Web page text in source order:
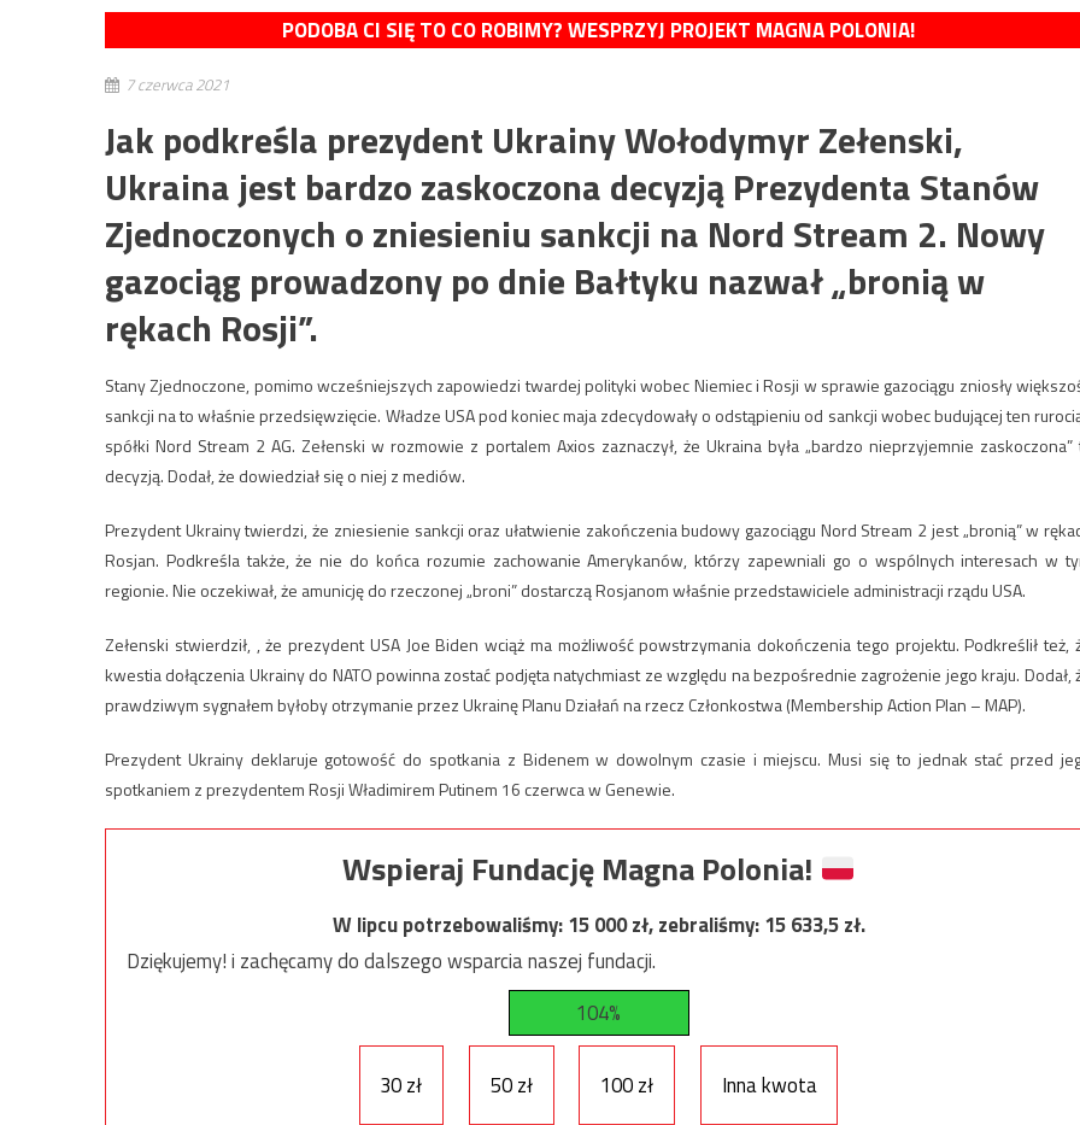
PODOBA CI SIĘ TO CO ROBIMY? WESPRZYJ PROJEKT MAGNA POLONIA!
7 czerwca 2021
Jak podkreśla prezydent Ukrainy Wołodymyr Zełenski,
Ukraina jest bardzo zaskoczona decyzją Prezydenta Stanów
Zjednoczonych o zniesieniu sankcji na Nord Stream 2. Nowy
gazociąg prowadzony po dnie Bałtyku nazwał „bronią w
rękach Rosji”.
Stany Zjednoczone, pomimo wcześniejszych zapowiedzi twardej polityki wobec Niemiec i Rosji w sprawie gazociągu zniosły
sankcji na to właśnie przedsięwzięcie. Władze USA pod koniec maja zdecydowały o odstąpieniu od sankcji wobec budującej ten
spółki Nord Stream 2 AG. Zełenski w rozmowie z portalem Axios zaznaczył, że Ukraina była „bardzo nieprzyjemnie zaskoczona”
decyzją. Dodał, że dowiedział się o niej z mediów.
Prezydent Ukrainy twierdzi, że zniesienie sankcji oraz ułatwienie zakończenia budowy gazociągu Nord Stream 2 jest „bronią” w
Rosjan. Podkreśla także, że nie do końca rozumie zachowanie Amerykanów, którzy zapewniali go o wspólnych interesach w
regionie. Nie oczekiwał, że amunicję do rzeczonej „broni” dostarczą Rosjanom właśnie przedstawiciele administracji rządu USA.
Zełenski stwierdził, , że prezydent USA Joe Biden wciąż ma możliwość powstrzymania dokończenia tego projektu. Podkreślił też,
kwestia dołączenia Ukrainy do NATO powinna zostać podjęta natychmiast ze względu na bezpośrednie zagrożenie jego kraju. Dodał,
prawdziwym sygnałem byłoby otrzymanie przez Ukrainę Planu Działań na rzecz Członkostwa (Membership Action Plan – MAP).
Prezydent Ukrainy deklaruje gotowość do spotkania z Bidenem w dowolnym czasie i miejscu. Musi się to jednak stać przed
spotkaniem z prezydentem Rosji Władimirem Putinem 16 czerwca w Genewie.
Wspieraj Fundację Magna Polonia!
W lipcu potrzebowaliśmy:15 000zł, zebraliśmy:15 633,5zł.
Dziękujemy! i zachęcamy do dalszego wsparcia naszej fundacji.
104%
30 zł 50 zł 100 zł
Inna kwota